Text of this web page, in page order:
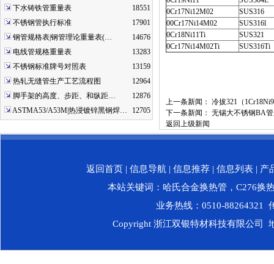
下水铸铁管重量表
18551
不锈钢管执行标准
17901
钢管规格表|钢管理论重量表(…
14676
电线管规格重量表
13283
不锈钢标准牌号对照表
13159
热轧无缝管生产工艺流程图
12964
脚手架的高度、步距、和纵距…
12876
ASTMA53/A53M|热浸镀锌黑钢焊…
12705
0Cr17Ni12M02
SUS316
00Cr17Ni14M02
SUS316l
0Cr18Ni11Ti
SUS321
0Cr17Ni14M02Ti
SUS316Ti
上一条新闻： 冷拔321（
下一条新闻： 无锡大不锈钢BA
返回上级新闻
返回首页| 信息导航 | 信息推荐| 信息列表| 产
本站关键词： 哈氏合金换热管 ， C276换
业务热线：0510-88264321
Copyright 浙江双银特材科技有限公司